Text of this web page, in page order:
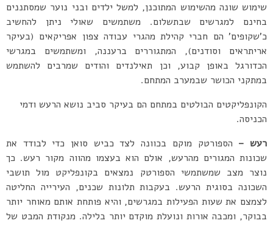
שימוש שונה מהשימוש המתוכנן, למשל ילדים ובני נוער שמסתננים
בחינם למגרשים שבתשלום. משתמשים שאולי ניתן להחשיב
כ’שקופים’ הם חברי קהילת מהגרי עבודה צפון אפריקאים (בעיקר
אריתראים וסודנים), המתגוררים ברעננה, ומשתמשים במגרשי
הכדורגל באופן קבוע, וכן תאילנדים והודים שמרבים להשתמש
במתקני הכושר שבמערב המתחם.
הקונפליקטים הבולטים במתחם הם בעיקר סביב נושא הרעש ודמי
הכניסה.
רעש – הספורטק מוקם בכוונה לצד כביש סואן כדי לבודד את
שכונות המגורים מהרעש, אולם הוא בעצמו מהווה מקור רעש. כך
נוצר מצב שמשתמשי הספורטק נמצאים בקונפליקט מול תושבי
השכונה בסוגית הרעש. בעקבות תלונות שכנים, העירייה החליטה
לצמצם את שעות הפעילות במגרשים, והיא פותחת אותם מאוחר יותר
בבוקר, ומכבה אורות ונועלת מוקדם יותר בלילה. מנקודת המבט של